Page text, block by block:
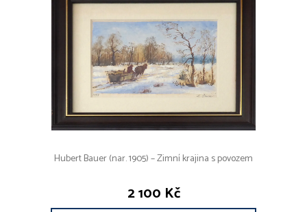
Hubert Bauer (nar. 1905) – Zimní krajina s povozem
2 100 Kč